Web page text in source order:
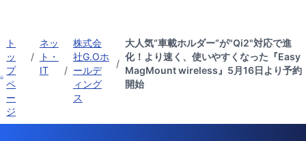
ト
ッ
プ
ペ
ー
ジ
/
ネッ
ト・
IT
/
株式会
社G.Oホ
ールデ
ィング
ス
/
大人気“車載ホルダー“が"Qi2"対応で進
化！より速く、使いやすくなった『Easy
MagMount wireless』5月16日より予約
開始